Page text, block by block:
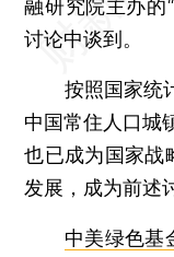
融研究院主办的
讨论中谈到。
按照国家统计
中国常住人口城
也已成为国家战
发展，成为前述
中美绿色基